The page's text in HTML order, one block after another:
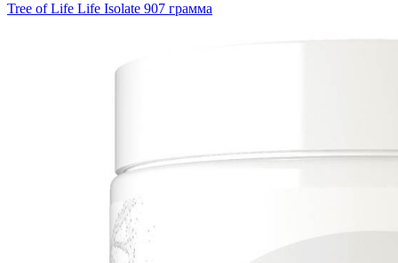
Tree of Life Life Isolate 907 грамма